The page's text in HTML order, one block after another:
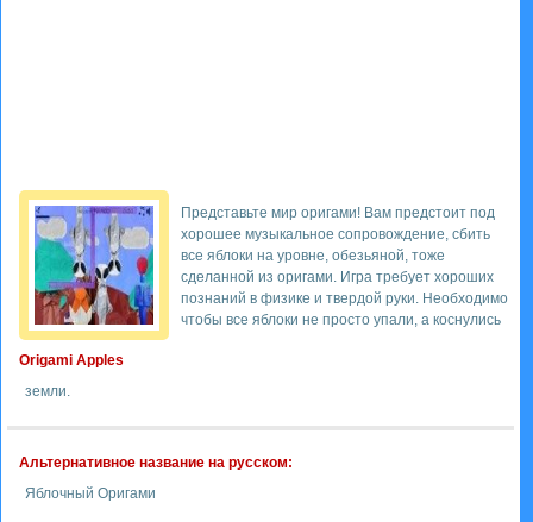
Origami Apples
Представьте мир оригами! Вам предстоит под
хорошее музыкальное сопровождение, сбить
все яблоки на уровне, обезьяной, тоже
сделанной из оригами. Игра требует хороших
познаний в физике и твердой руки. Необходимо
чтобы все яблоки не просто упали, а коснулись
земли.
Альтернативное название на русском:
Яблочный Оригами